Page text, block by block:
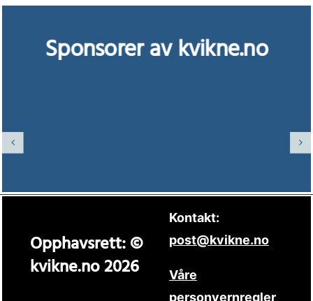
Sponsorer av kvikne.no
Opphavsrett: ©
kvikne.no 2026
Kontakt:
post@kvikne.no
Våre
personvernregler